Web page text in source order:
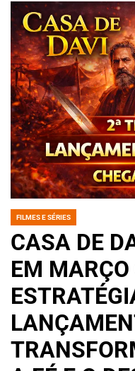
POSTED
FILMES E SÉRIES
CASA DE
EM